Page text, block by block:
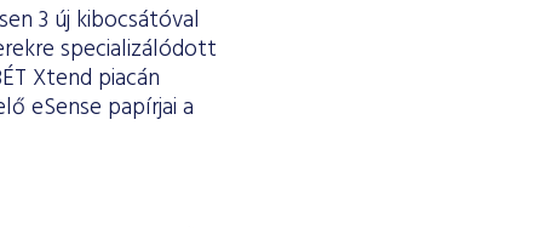
3 új kibocsátóval
specializálódott
Xtend piacán
eSense papírjai a